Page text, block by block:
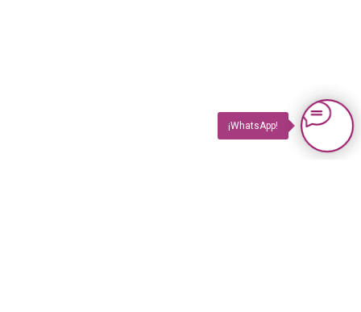
¡WhatsApp!